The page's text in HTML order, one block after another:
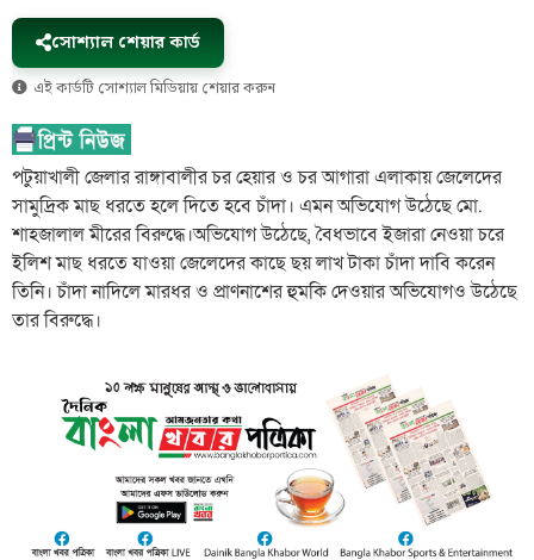
সোশ্যাল শেয়ার কার্ড
এই কার্ডটি সোশ্যাল মিডিয়ায় শেয়ার করুন
পটুয়াখালী জেলার রাঙ্গাবালীর চর হেয়ার ও চর আগারা এলাকায় জেলেদের
সামুদ্রিক মাছ ধরতে হলে দিতে হবে চাঁদা। এমন অভিযোগ উঠেছে মো.
শাহজালাল মীরের বিরুদ্ধে।অভিযোগ উঠেছে, বৈধভাবে ইজারা নেওয়া চরে
ইলিশ মাছ ধরতে যাওয়া জেলেদের কাছে ছয় লাখ টাকা চাঁদা দাবি করেন
তিনি। চাঁদা নাদিলে মারধর ও প্রাণনাশের হুমকি দেওয়ার অভিযোগও উঠেছে
তার বিরুদ্ধে।